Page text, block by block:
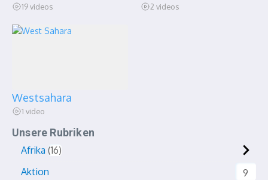
19 videos 2 videos
Westsahara
1 video
Unsere Rubriken
Afrika 16
Aktion
9